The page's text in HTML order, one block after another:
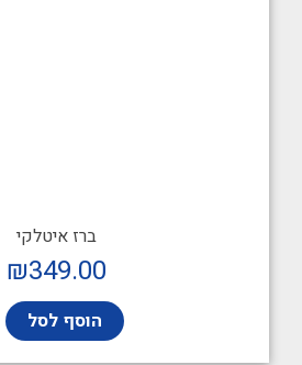
ברז איטלקי
₪349.00
הוסף לסל